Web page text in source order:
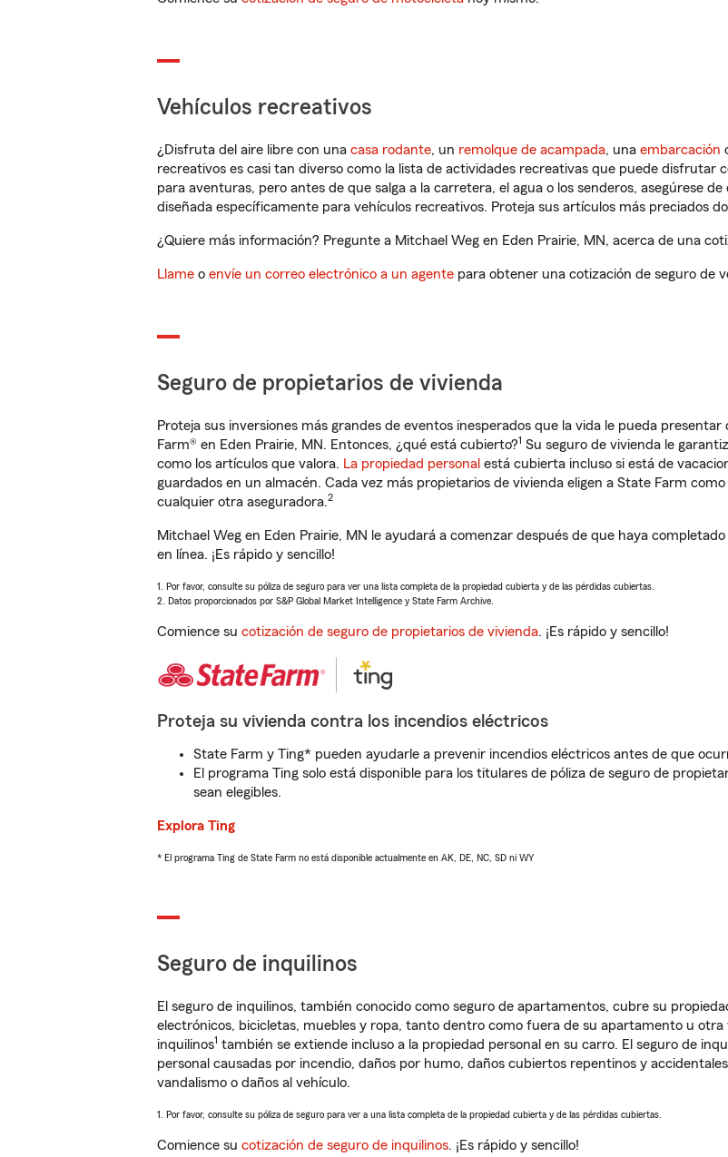
Vehículos recreativos
¿Disfruta del aire libre con una casa rodante, un remolque de acampada, una embarcación
recreativos es casi tan diverso como la lista de actividades recreativas que puede disfrutar
para aventuras, pero antes de que salga a la carretera, el agua o los senderos, asegúrese
diseñada específicamente para vehículos recreativos. Proteja sus artículos más preciados
¿Quiere más información? Pregunte a Mitchael Weg en Eden Prairie, MN, acerca de una
Llame o envíe un correo electrónico a un agente para obtener una cotización de seguro de
Seguro de propietarios de vivienda
Proteja sus inversiones más grandes de eventos inesperados que la vida le pueda presentar
Farm® en Eden Prairie, MN. Entonces, ¿qué está cubierto?1 Su seguro de vivienda le
como los artículos que valora. La propiedad personal está cubierta incluso si está de
guardados en un almacén. Cada vez más propietarios de vivienda eligen a State Farm
cualquier otra aseguradora.2
Mitchael Weg en Eden Prairie, MN le ayudará a comenzar después de que haya
en línea. ¡Es rápido y sencillo!
1. Por favor, consulte su póliza de seguro para ver una lista completa de la propiedad cubierta y de las pérdidas cubiertas.
2. Datos proporcionados por S&P Global Market Intelligence y State Farm Archive.
Comience su cotización de seguro de propietarios de vivienda. ¡Es rápido y sencillo!
Proteja su vivienda contra los incendios eléctricos
State Farm y Ting* pueden ayudarle a prevenir incendios eléctricos antes de que
El programa Ting solo está disponible para los titulares de póliza de seguro de
sean elegibles.
Explora Ting
* El programa Ting de State Farm no está disponible actualmente en AK, DE, NC, SD ni WY
Seguro de inquilinos
El seguro de inquilinos, también conocido como seguro de apartamentos, cubre su
electrónicos, bicicletas, muebles y ropa, tanto dentro como fuera de su apartamento u
inquilinos1 también se extiende incluso a la propiedad personal en su carro. El seguro de
personal causadas por incendio, daños por humo, daños cubiertos repentinos y
vandalismo o daños al vehículo.
1. Por favor, consulte su póliza de seguro para ver a una lista completa de la propiedad cubierta y de las pérdidas cubiertas.
Comience su cotización de seguro de inquilinos. ¡Es rápido y sencillo!